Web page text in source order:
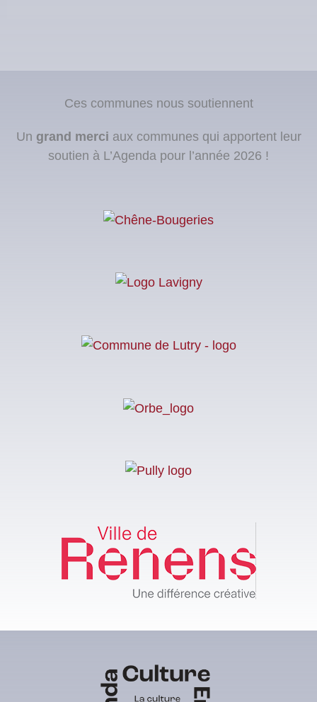
Ces communes nous soutiennent
Un grand merci aux communes qui apportent leur
soutien à L’Agenda pour l’année 2026 !